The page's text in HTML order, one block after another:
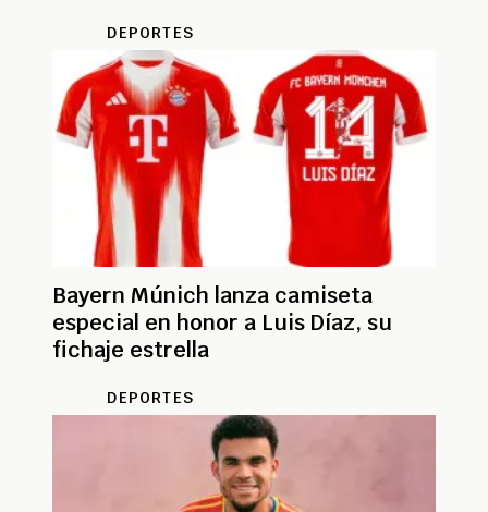
DEPORTES
Bayern Múnich lanza camiseta
especial en honor a Luis Díaz, su
fichaje estrella
DEPORTES